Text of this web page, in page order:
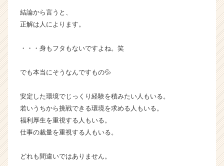
イ
ア
ャ
リ
ア
（C
e
結論から言うと、
正解は人によります。
・・・身もフタもないですよね。笑
でも本当にそうなんですもの💦
安定した環境でじっくり経験を積みたい人もいる。
若いうちから挑戦できる環境を求める人もいる。
福利厚生を重視する人もいる。
仕事の裁量を重視する人もいる。
どれも間違いではありません。